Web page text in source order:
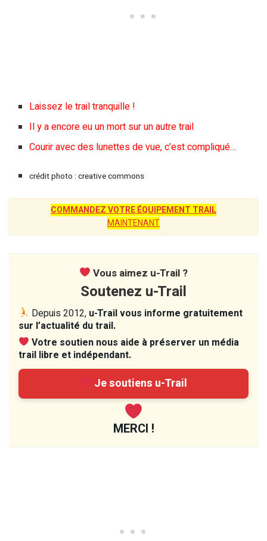
Laissez le trail tranquille !
Il y a encore eu un mort sur un autre trail
Courir avec des lunettes de vue, c’est compliqué…
crédit photo : creative commons
COMMANDEZ VOTRE ÉQUIPEMENT TRAIL
MAINTENANT
Vous aimez u-Trail ?
Soutenez u-Trail
Depuis 2012, u-Trail vous informe gratuitement
sur l’actualité du trail.
Votre soutien nous aide à préserver un média
trail libre et indépendant.
Je soutiens u-Trail
MERCI !